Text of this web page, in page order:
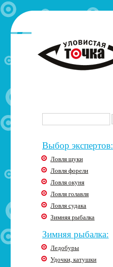
Выбор экспертов:
Ловля щуки
Ловля форели
Ловля окуня
Ловля голавля
Ловля судака
Зимняя рыбалка
Зимняя рыбалка:
Ледобуры
Удочки, катушки